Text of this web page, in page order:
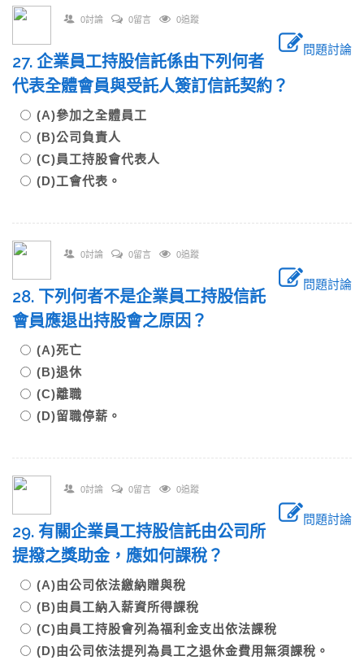
0討論 0留言 0追蹤
問題討論
27. 企業員工持股信託係由下列何者
代表全體會員與受託人簽訂信託契約？
(A)參加之全體員工
(B)公司負責人
(C)員工持股會代表人
(D)工會代表。
0討論 0留言 0追蹤
問題討論
28. 下列何者不是企業員工持股信託
會員應退出持股會之原因？
(A)死亡
(B)退休
(C)離職
(D)留職停薪。
0討論 0留言 0追蹤
問題討論
29. 有關企業員工持股信託由公司所
提撥之獎助金，應如何課稅？
(A)由公司依法繳納贈與稅
(B)由員工納入薪資所得課稅
(C)由員工持股會列為福利金支出依法課稅
(D)由公司依法提列為員工之退休金費用無須課稅。